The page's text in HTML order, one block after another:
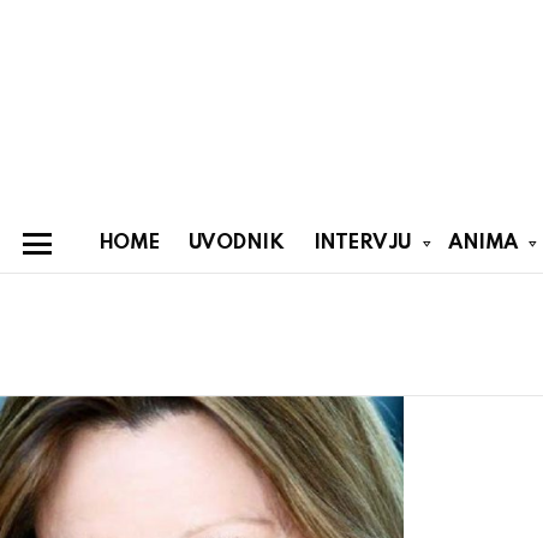
HOME UVODNIK INTERVJU ANIMA
Latest
stories